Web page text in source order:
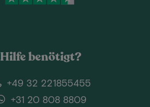
Hilfe benötigt?
+49 32 221855455
+31 20 808 8809